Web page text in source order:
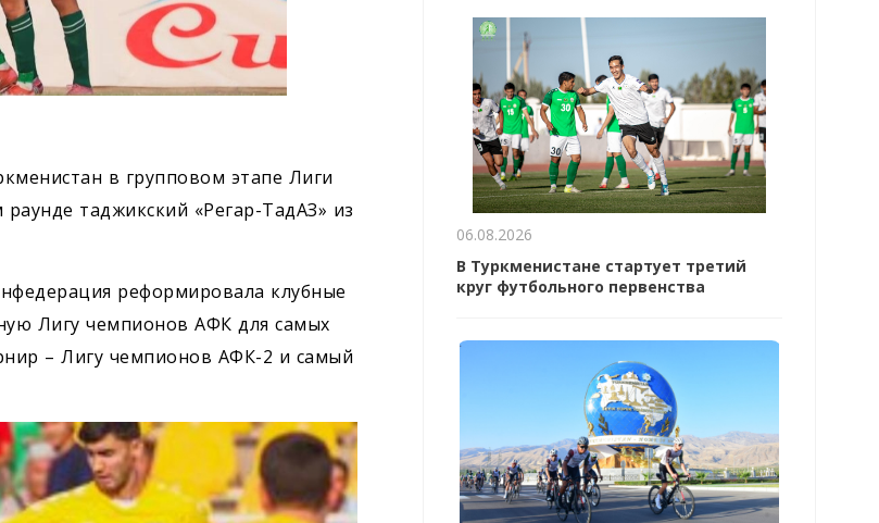
в групповом этапе Лиги
таджикский «Регар-ТадАЗ» из
реформировала клубные
Лигу чемпионов АФК для самых
– Лигу чемпионов АФК-2 и самый
06.08.2026
В Туркменистане стартует третий
круг футбольного первенства